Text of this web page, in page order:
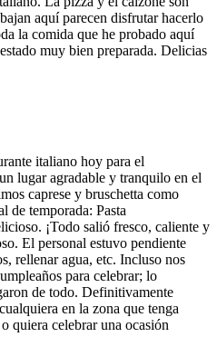
aquí parecen disfrutar hacerlo
la comida que he probado aquí
muy bien preparada. Delicias
italiano hoy para el
lugar agradable y tranquilo en el
caprese y bruschetta como
de temporada: Pasta
¡Todo salió fresco, caliente y
El personal estuvo pendiente
rellenar agua, etc. Incluso nos
para celebrar; lo
de todo. Definitivamente
en la zona que tenga
quiera celebrar una ocasión